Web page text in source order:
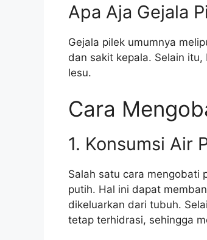
Apa Aja Gejala
Gejala pilek umumnya
dan sakit kepala. Selain
lesu.
Cara
1. Konsumsi Air
Salah satu cara mengobati
putih. Hal ini dapat
dikeluarkan dari tubuh.
tetap terhidrasi, sehingga